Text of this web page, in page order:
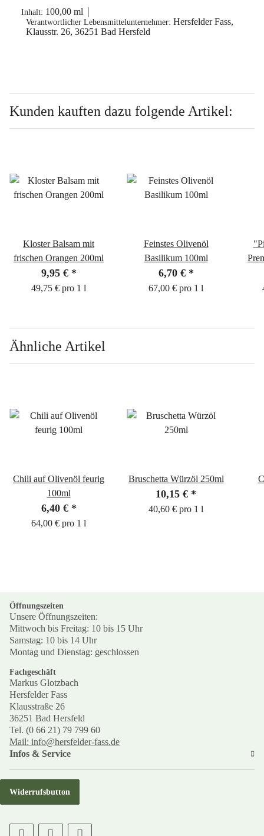
Inhalt: 100,00 ml
Verantwortlicher Lebensmittelunternehmer: Hersfelder Fass,
Klausstr. 26, 36251 Bad Hersfeld
Kunden kauften dazu folgende Artikel:
Kloster Balsam mit
frischen Orangen 200ml
9,95 € *
49,75 € pro 1 l
Feinstes Olivenöl
Basilikum 100ml
6,70 € *
67,00 € pro 1 l
Ähnliche Artikel
Chili auf Olivenöl feurig
100ml
6,40 € *
64,00 € pro 1 l
Bruschetta Würzöl 250ml
10,15 € *
40,60 € pro 1 l
Öffnungszeiten
Unsere Öffnungszeiten:
Mittwoch bis Freitag: 10 bis 15 Uhr
Samstag: 10 bis 14 Uhr
Montag und Dienstag: geschlossen
Fachgeschäft
Markus Glotzbach
Hersfelder Fass
Klausstraße 26
36251 Bad Hersfeld
Tel. (0 66 21) 79 799 60
Mail: info@hersfelder-fass.de
Infos & Service
Widerrufsbutton